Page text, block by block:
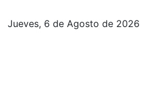
Jueves, 6 de Agosto de 2026